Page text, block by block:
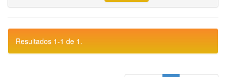
Resultados 1-1 de 1.